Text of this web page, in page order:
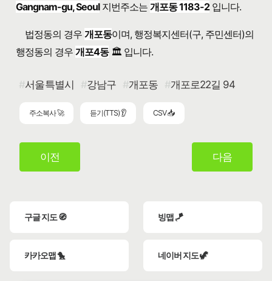
Gangnam-gu, Seoul지번주소는개포동 1183-2입니다.
법정동의 경우 개포동이며, 행정복지센터(구, 주민센터)의
행정동의 경우 개포4동🏛️ 입니다.
서울특별시 강남구 개포동 개포로22길 94
주소복사 🚀 듣기(TTS) 👂 CSV 📥
이전 다음
구글 지도 🧭 빙맵 🪁
카카오맵 🐤 네이버 지도 🦖